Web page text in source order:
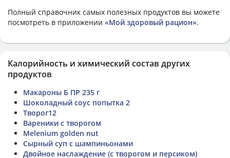
Полный справочник самых полезных продуктов вы можете
посмотреть в приложении «Мой здоровый рацион».
Калорийность и химический состав других
продуктов
Макароны Б ПР 235 г
Шоколадный соус попытка 2
Творог12
Вареники с творогом
Melenium golden nut
Сырный суп с шампиньонами
Двойное наслаждение (с творогом и персиком)